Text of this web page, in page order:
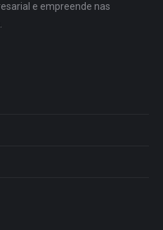
e empreende nas